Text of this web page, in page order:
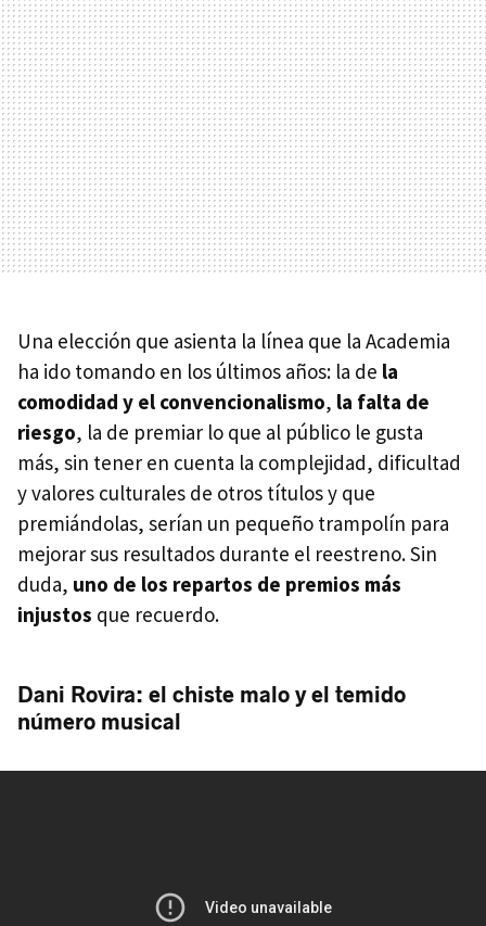
Una elección que asienta la línea que la Academia
ha ido tomando en los últimos años: la de la
comodidad y el convencionalismo, la falta de
riesgo, la de premiar lo que al público le gusta
más, sin tener en cuenta la complejidad, dificultad
y valores culturales de otros títulos y que
premiándolas, serían un pequeño trampolín para
mejorar sus resultados durante el reestreno. Sin
duda, uno de los repartos de premios más
injustos que recuerdo.
Dani Rovira: el chiste malo y el temido
número musical